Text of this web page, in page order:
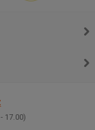
17.00)